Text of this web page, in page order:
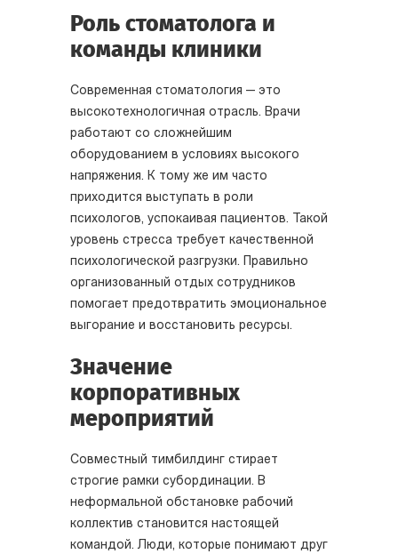
Роль стоматолога и
команды клиники
Современная стоматология — это
высокотехнологичная отрасль. Врачи
работают со сложнейшим
оборудованием в условиях высокого
напряжения. К тому же им часто
приходится выступать в роли
психологов, успокаивая пациентов. Такой
уровень стресса требует качественной
психологической разгрузки. Правильно
организованный отдых сотрудников
помогает предотвратить эмоциональное
выгорание и восстановить ресурсы.
Значение
корпоративных
мероприятий
Совместный тимбилдинг стирает
строгие рамки субординации. В
неформальной обстановке рабочий
коллектив становится настоящей
командой. Люди, которые понимают друг